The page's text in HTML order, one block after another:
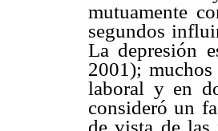
mutuamente
segundos
La depresión
2001); muchos
laboral y en
consideró un